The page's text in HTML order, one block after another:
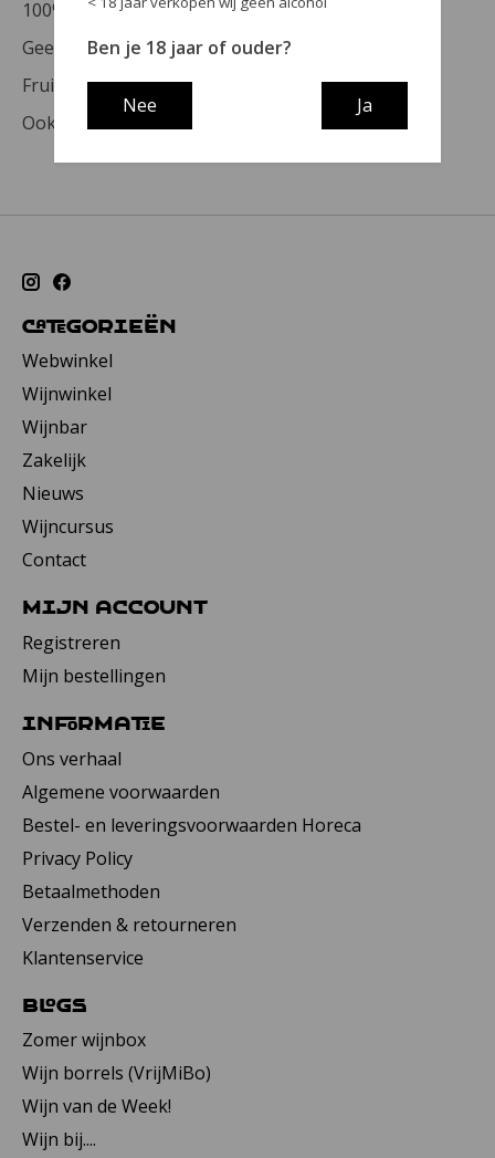
100% Garnach (Grenache)
Geen houtrijping
Fruitige, niet te zware rode wijn.
Ook heerlijk licht gekoeld.
Categorieën
Webwinkel
Wijnwinkel
Wijnbar
Zakelijk
Nieuws
Wijncursus
Contact
Mijn account
Registreren
Mijn bestellingen
Informatie
Ons verhaal
Algemene voorwaarden
Bestel- en leveringsvoorwaarden Horeca
Privacy Policy
Betaalmethoden
Verzenden & retourneren
Klantenservice
Blogs
Zomer wijnbox
Wijn borrels (VrijMiBo)
Wijn van de Week!
Wijn bij....
Ben je 18 jaar of ouder?
Nee Ja